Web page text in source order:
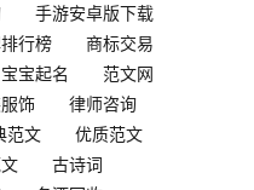
手游安卓版下载
行榜
商标交易
宝宝起名
范文网
饰
律师咨询
范文
优质范文
古诗词